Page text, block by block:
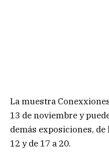
La muestra
13 de noviembre y
demás exposiciones,
12 y de 17 a 20.